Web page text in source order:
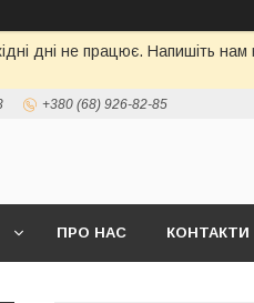
дні не працює. Напишіть
+380 (68) 926-82-85
ПРО НАС КОНТАКТИ